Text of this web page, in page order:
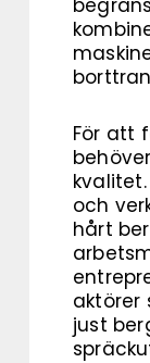
För att
och
hårt
aktörer
just